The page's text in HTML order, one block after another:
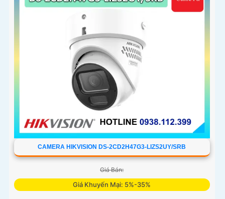
CAMERA HIKVISION DS-2CD2H47G3-LIZS2UY/SRB
Giá Bán:
Giá Khuyến Mại: 5%-35%